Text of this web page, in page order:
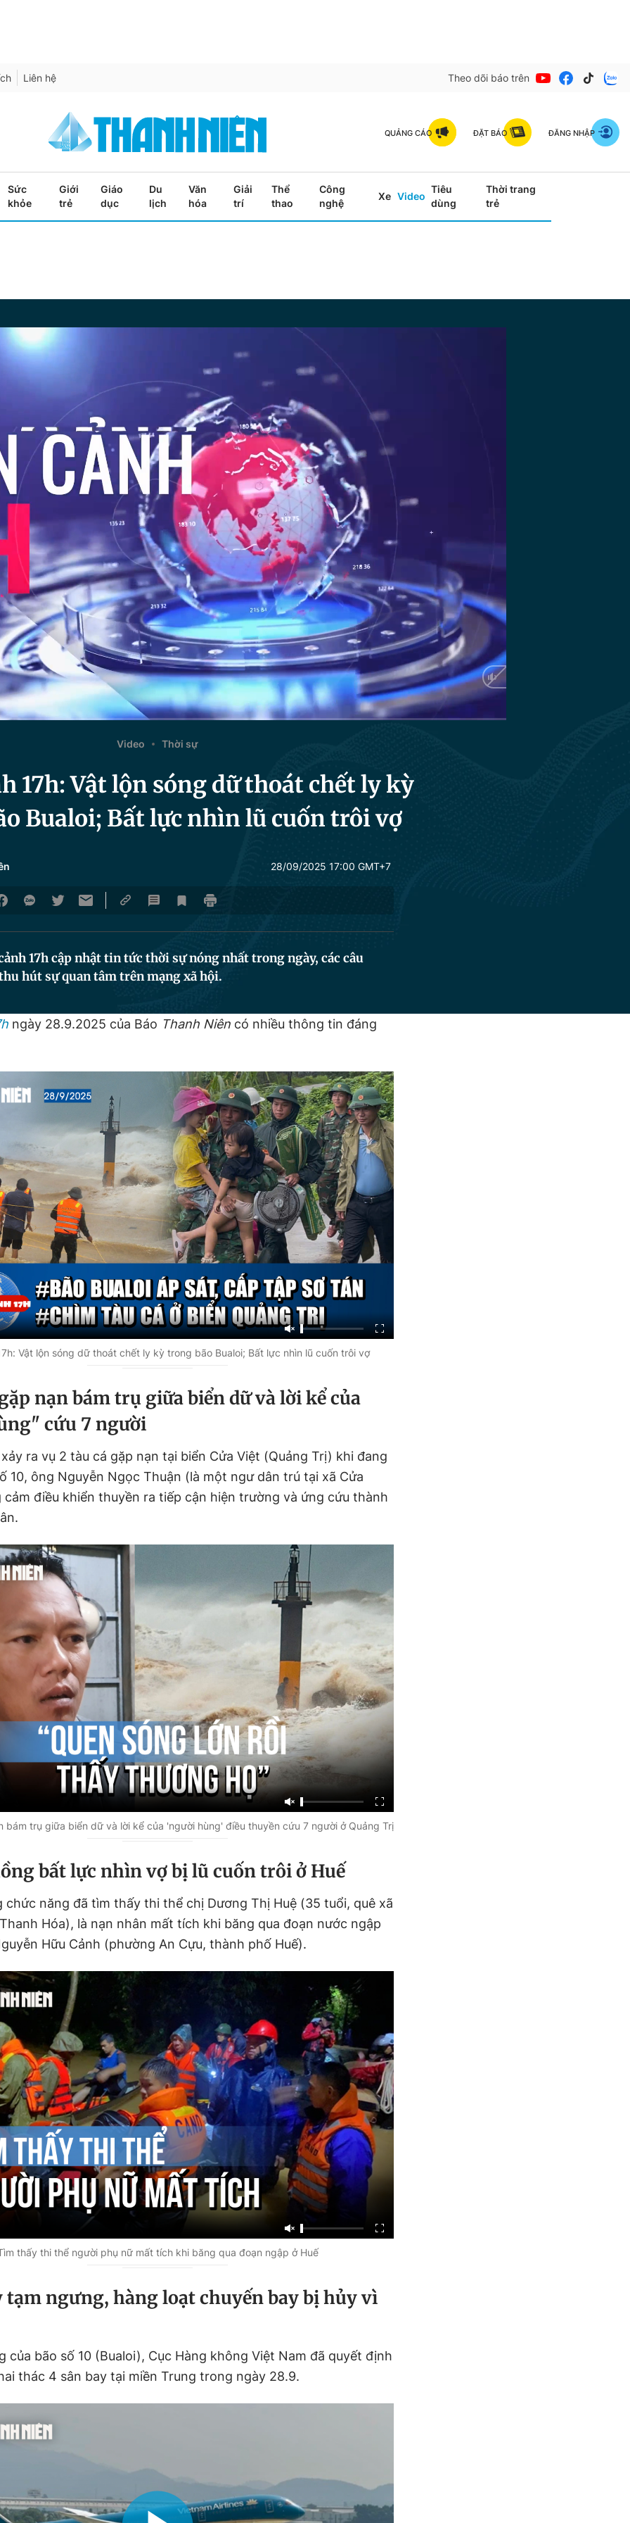
Liên hệ Theo dõi báo trên
QUẢNG CÁO ĐẶT BÁO ĐĂNG NHẬP
Sức
khỏe
Giới
trẻ
Giáo
dục
Du
lịch
Văn
hóa
Giải
trí
Thể
thao
Công
nghệ
Xe Video
Tiêu
dùng
Thời trang
trẻ
Video Thời sự
17h: Vật lộn sóng dữ thoát chết ly kỳ
Bualoi; Bất lực nhìn lũ cuốn trôi vợ
28/09/2025 17:00 GMT+7
17h cập nhật tin tức thời sự nóng nhất trong ngày, các câu
hút sự quan tâm trên mạng xã hội.
ngày 28.9.2025 của Báo Thanh Niên có nhiều thông tin đáng
Vật lộn sóng dữ thoát chết ly kỳ trong bão Bualoi; Bất lực nhìn lũ cuốn trôi vợ
nạn bám trụ giữa biển dữ và lời kể của
cứu 7 người
ra vụ 2 tàu cá gặp nạn tại biển Cửa Việt (Quảng Trị) khi đang
10, ông Nguyễn Ngọc Thuận (là một ngư dân trú tại xã Cửa
cảm điều khiển thuyền ra tiếp cận hiện trường và ứng cứu thành
bám trụ giữa biển dữ và lời kể của 'người hùng' điều thuyền cứu 7 người ở Quảng Trị
bất lực nhìn vợ bị lũ cuốn trôi ở Huế
chức năng đã tìm thấy thi thể chị Dương Thị Huệ (35 tuổi, quê xã
Hóa), là nạn nhân mất tích khi băng qua đoạn nước ngập
Hữu Cảnh (phường An Cựu, thành phố Huế).
thấy thi thể người phụ nữ mất tích khi băng qua đoạn ngập ở Huế
tạm ngưng, hàng loạt chuyến bay bị hủy vì
của bão số 10 (Bualoi), Cục Hàng không Việt Nam đã quyết định
thác 4 sân bay tại miền Trung trong ngày 28.9.